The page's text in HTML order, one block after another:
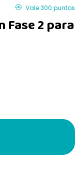
Vale 300 puntos
Fase 2 para